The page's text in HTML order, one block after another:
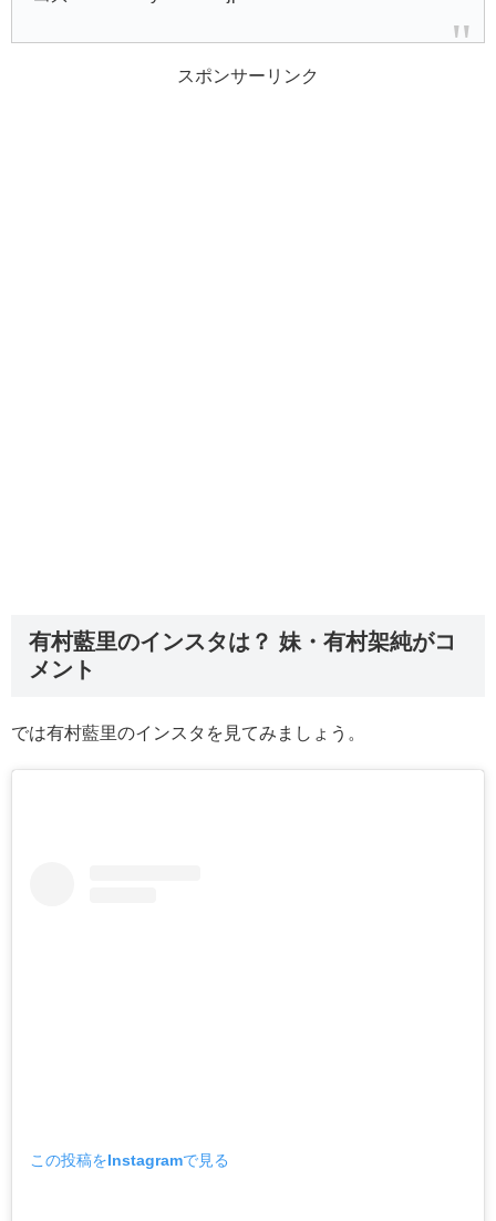
スポンサーリンク
有村藍里のインスタは？ 妹・有村架純がコ
メント
では有村藍里のインスタを見てみましょう。
この投稿をInstagramで見る